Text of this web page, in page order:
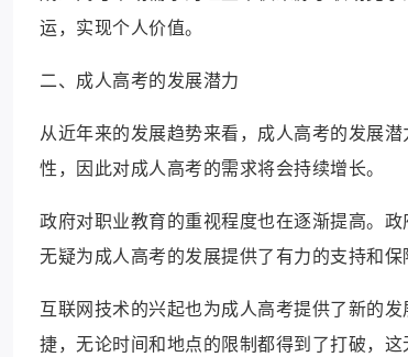
运，实现个人价值。
二、成人高考的发展潜力
从近年来的发展趋势来看，成人高考的发展
性，因此对成人高考的需求将会持续增长。
政府对职业教育的重视程度也在逐渐提高。
无疑为成人高考的发展提供了有力的支持和保
互联网技术的兴起也为成人高考提供了新的
捷，无论时间和地点的限制都得到了打破，